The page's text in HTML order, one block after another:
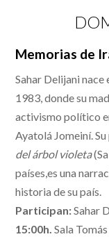
Memorias de
Sahar Delijani nace
1983, donde su
activismo político
Ayatolá Jomeiní.
del árbol violeta
países,es una
historia de su país.
Participan:Sahar
15:00h.Sala